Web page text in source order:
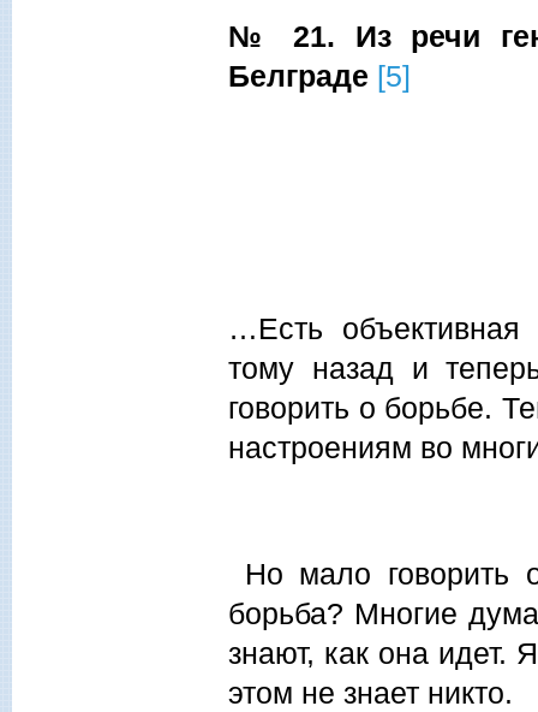
№ 21. Из речи
Белграде [5]
…Есть
тому назад и
говорить о борьбе.
настроениям во
Но мало говорить
борьба? Многие
знают, как она идет.
этом не знает никто.